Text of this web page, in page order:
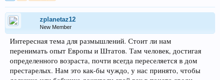
zplanetaz12
New Member
Интересная тема для размышлений. Стоит ли нам
перенимать опыт Европы и Штатов. Там человек, достигая
определенного возраста, почти всегда переселяется в дом
престарелых. Нам это как-бы чуждо, у нас принято, чтобы